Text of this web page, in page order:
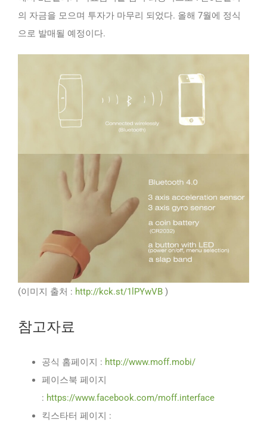
의 자금을 모으며 투자가 마무리 되었다. 올해 7월에 정식
으로 발매될 예정이다.
(이미지 출처 : http://kck.st/1lPYwVB )
참고자료
공식 홈페이지 : http://www.moff.mobi/
페이스북 페이지
: https://www.facebook.com/moff.interface
킥스타터 페이지 :